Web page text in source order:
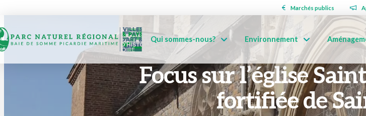
Marchés publics
Qui sommes-nous? Environnement
Focus sur l’église
fortifiée de